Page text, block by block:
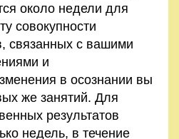
около недели для
совокупности
связанных с вашими
и
в осознании вы
же занятий. Для
результатов
недель, в течение